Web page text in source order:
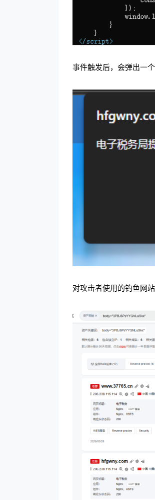
事件触发后，会弹出一
对攻击者使用的钓鱼网